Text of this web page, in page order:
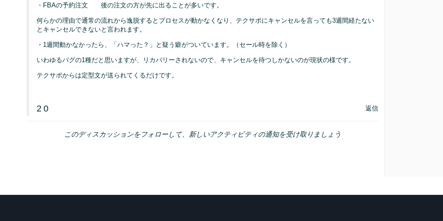
・FBAの予約注文 後の注文の方が先に出ることが多いです。
何らかの理由で通常の流れから逸脱するとプロセスが動かなくなり、テクサポにキャンセルを言っても3週間経たない
とキャンセルできないと言われます。
・1週間動かなかったら、「ハマった？」と疑う癖がついています。（セール時を除く）
いわゆるバグの1種だと思いますが、リカバリーされないので、キャンセルを待つしかないのが現状の様です。
テクサポからは定型文が送られてくるだけです。
2 0 返信
このディスカッションをフォローして、新しいアクティビティの通知を受け取りましょう